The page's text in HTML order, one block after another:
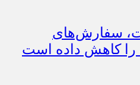
سفارش‌های
را کاهش داده است